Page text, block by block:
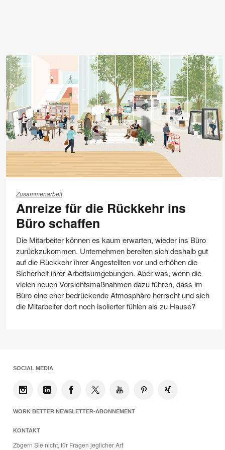
Rückkehr
Büro
schaffen
Zusammenarbeit
Anreize für die Rückkehr ins
Büro schaffen
Die Mitarbeiter können es kaum erwarten, wieder ins Büro
zurückzukommen. Unternehmen bereiten sich deshalb gut
auf die Rückkehr ihrer Angestellten vor und erhöhen die
Sicherheit ihrer Arbeitsumgebungen. Aber was, wenn die
vielen neuen Vorsichtsmaßnahmen dazu führen, dass im
Büro eine eher bedrückende Atmosphäre herrscht und sich
die Mitarbeiter dort noch isolierter fühlen als zu Hause?
SOCIAL MEDIA
WORK BETTER NEWSLETTER-ABONNEMENT
KONTAKT
Zögern Sie nicht, für Fragen jeglicher Art